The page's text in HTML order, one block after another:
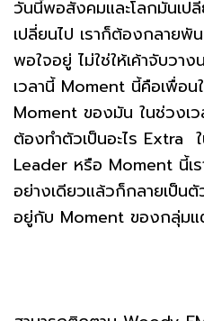
วันนี้พอสังคมและโลกมันเป
เปลี่ยนไป เราก็ต้องกลายพั
พอใจอยู่ ไม่ใช่ให้เค้าจับวา
เวลานี้ Moment นี้คือเพื่อ
Moment ของมัน ในช่วงเ
ต้องทำตัวเป็นอะไร Extra
Leader หรือ Moment นี้เ
อย่างเดียวแล้วก็กลายเป็น
อยู่กับ Moment ของกลุ่มแ